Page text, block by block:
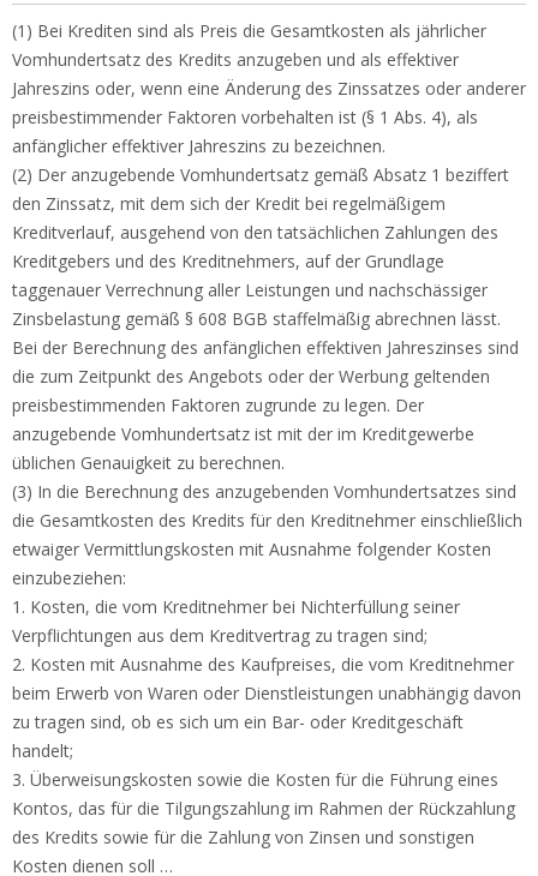
(1) Bei Krediten sind als Preis die Gesamtkosten als jährlicher
Vomhundertsatz des Kredits anzugeben und als effektiver
Jahreszins oder, wenn eine Änderung des Zinssatzes oder anderer
preisbestimmender Faktoren vorbehalten ist (§ 1 Abs. 4), als
anfänglicher effektiver Jahreszins zu bezeichnen.
(2) Der anzugebende Vomhundertsatz gemäß Absatz 1 beziffert
den Zinssatz, mit dem sich der Kredit bei regelmäßigem
Kreditverlauf, ausgehend von den tatsächlichen Zahlungen des
Kreditgebers und des Kreditnehmers, auf der Grundlage
taggenauer Verrechnung aller Leistungen und nachschässiger
Zinsbelastung gemäß § 608 BGB staffelmäßig abrechnen lässt.
Bei der Berechnung des anfänglichen effektiven Jahreszinses sind
die zum Zeitpunkt des Angebots oder der Werbung geltenden
preisbestimmenden Faktoren zugrunde zu legen. Der
anzugebende Vomhundertsatz ist mit der im Kreditgewerbe
üblichen Genauigkeit zu berechnen.
(3) In die Berechnung des anzugebenden Vomhundertsatzes sind
die Gesamtkosten des Kredits für den Kreditnehmer einschließlich
etwaiger Vermittlungskosten mit Ausnahme folgender Kosten
einzubeziehen:
1. Kosten, die vom Kreditnehmer bei Nichterfüllung seiner
Verpflichtungen aus dem Kreditvertrag zu tragen sind;
2. Kosten mit Ausnahme des Kaufpreises, die vom Kreditnehmer
beim Erwerb von Waren oder Dienstleistungen unabhängig davon
zu tragen sind, ob es sich um ein Bar- oder Kreditgeschäft
handelt;
3. Überweisungskosten sowie die Kosten für die Führung eines
Kontos, das für die Tilgungszahlung im Rahmen der Rückzahlung
des Kredits sowie für die Zahlung von Zinsen und sonstigen
Kosten dienen soll …